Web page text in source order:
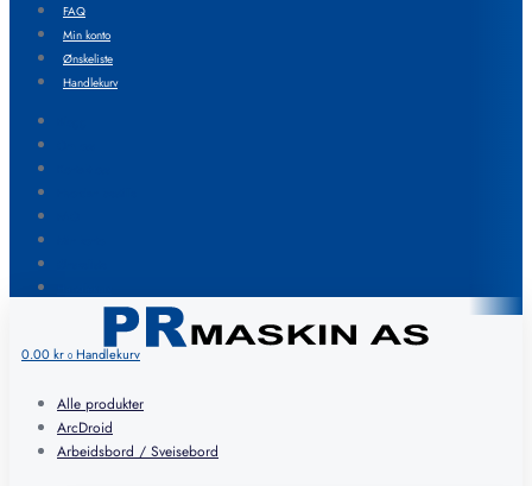
FAQ
Min konto
Ønskeliste
Handlekurv
0.00kr 0 Handlekurv
Alle produkter
ArcDroid
Arbeidsbord / Sveisebord